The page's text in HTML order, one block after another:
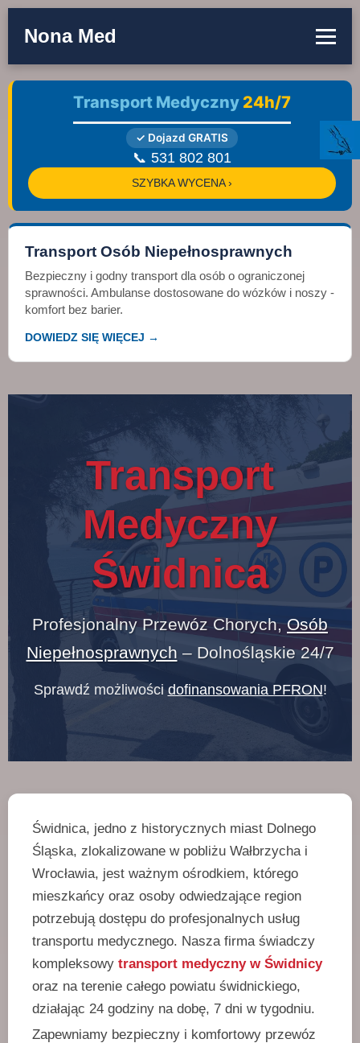
Nona Med
Transport Medyczny 24h/7
✓ Dojazd GRATIS
📞 531 802 801
SZYBKA WYCENA ›
Transport Osób Niepełnosprawnych
Bezpieczny i godny transport dla osób o ograniczonej
sprawności. Ambulanse dostosowane do wózków i noszy -
komfort bez barier.
DOWIEDZ SIĘ WIĘCEJ →
Transport
Medyczny
Świdnica
Profesjonalny Przewóz Chorych,Osób
Niepełnosprawnych – Dolnośląskie 24/7
Sprawdź możliwościdofinansowania PFRON!
Świdnica, jedno z historycznych miast Dolnego
Śląska, zlokalizowane w pobliżu Wałbrzycha i
Wrocławia, jest ważnym ośrodkiem, którego
mieszkańcy oraz osoby odwiedzające region
potrzebują dostępu do profesjonalnych usług
transportu medycznego. Nasza firma świadczy
kompleksowy transport medyczny w Świdnicy
oraz na terenie całego powiatu świdnickiego,
działając 24 godziny na dobę, 7 dni w tygodniu.
Zapewniamy bezpieczny i komfortowy przewóz